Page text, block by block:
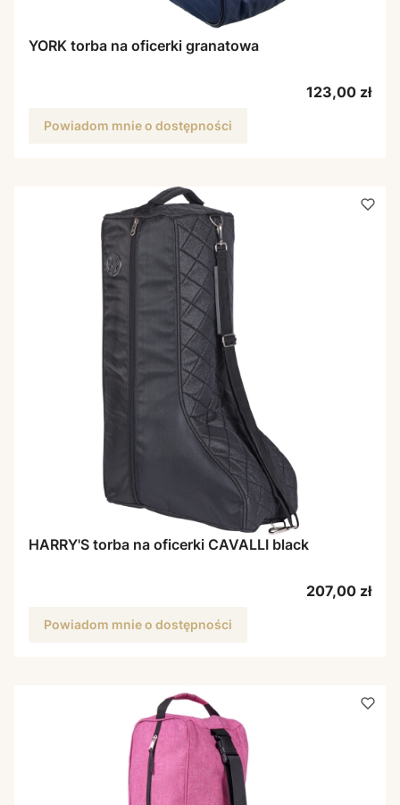
YORK torba na oficerki granatowa
Cena
123,00 zł
Powiadom mnie o dostępności
HARRY'S torba na oficerki CAVALLI black
Cena
207,00 zł
Powiadom mnie o dostępności